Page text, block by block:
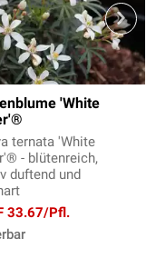
'White
ternata 'White
- blütenreich,
duftend und
33.67/Pfl.